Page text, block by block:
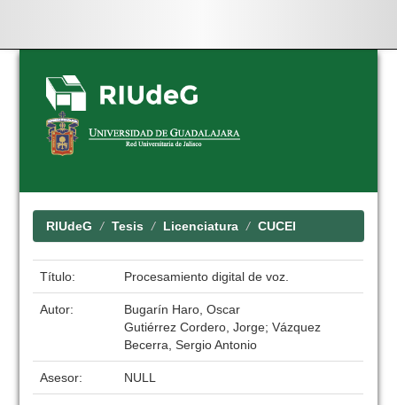
Skip
navigation
RIUdeG Tesis Licenciatura CUCEI
Título: Procesamiento digital de voz.
Autor:
Bugarín Haro, Oscar
Gutiérrez Cordero, Jorge; Vázquez
Becerra, Sergio Antonio
Asesor: NULL